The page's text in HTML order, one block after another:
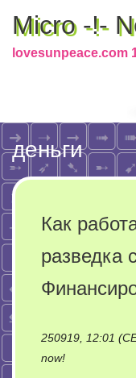
Micro -!-
lovesunpeace.com
деньги
Как
разведка
250919, 12:01
now!on